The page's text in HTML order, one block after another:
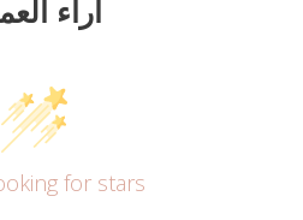
آراء
for stars!